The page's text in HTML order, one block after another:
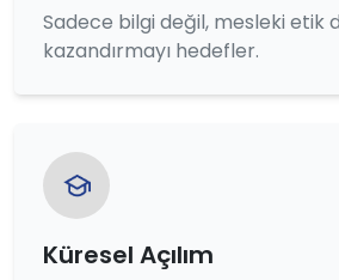
Sadece bilgi değil, mesleki etik
kazandırmayı hedefler.
Küresel Açılım